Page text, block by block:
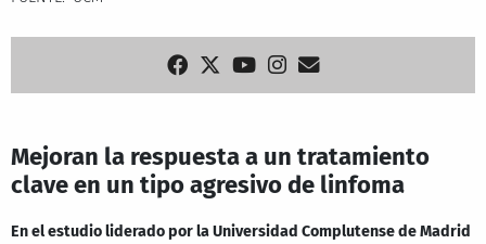
Mejoran la respuesta a un tratamiento
clave en un tipo agresivo de linfoma
En el estudio liderado por la Universidad Complutense de Madrid